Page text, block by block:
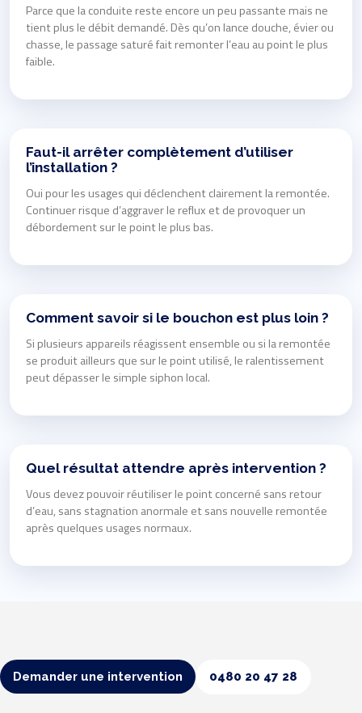
Parce que la conduite reste encore un peu passante mais ne
tient plus le débit demandé. Dès qu’on lance douche, évier ou
chasse, le passage saturé fait remonter l’eau au point le plus
faible.
Faut-il arrêter complètement d’utiliser
l’installation ?
Oui pour les usages qui déclenchent clairement la remontée.
Continuer risque d’aggraver le reflux et de provoquer un
débordement sur le point le plus bas.
Comment savoir si le bouchon est plus loin ?
Si plusieurs appareils réagissent ensemble ou si la remontée
se produit ailleurs que sur le point utilisé, le ralentissement
peut dépasser le simple siphon local.
Quel résultat attendre après intervention ?
Vous devez pouvoir réutiliser le point concerné sans retour
d’eau, sans stagnation anormale et sans nouvelle remontée
après quelques usages normaux.
Demander une intervention 0480 20 47 28